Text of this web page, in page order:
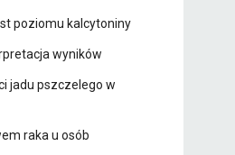
poziomu kalcytoniny
wyników
jadu pszczelego w
raka u osób